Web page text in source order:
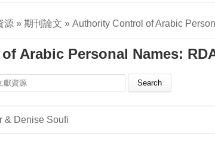
» 期刊論文 » Authority Control of Arabic
Arabic Personal Names:
this site
& Denise Soufi